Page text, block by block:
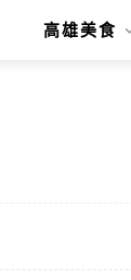
高雄美食